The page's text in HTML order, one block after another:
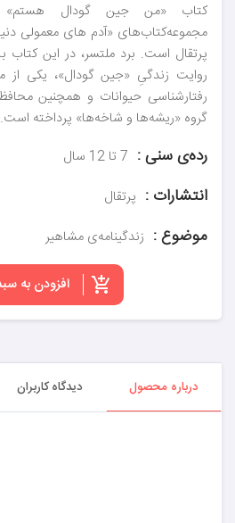
کتاب «من جین گودال هستم»
مجموعه‌کتاب‌های «آدم های معمولی
پرتقال است. برد ملتسر، در این کتاب
روایت زندگیِ «جین گودال»، یکی از
رفتارشناسی حیوانات و همچنین
گروه «ریشه‌ها و شاخه‌ها» پرداخته است.
رده‌ی سنی : 7 تا 12 سال
انتشارات : پرتقال
موضوع : زندگینامه‌ی مشاهیر
افزودن به
درباره محصول دیدگاه کاربران